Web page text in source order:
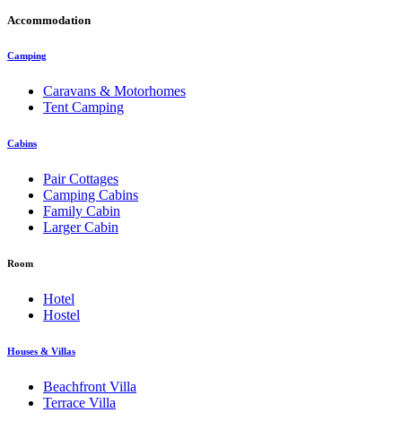
Accommodation
Camping
Caravans & Motorhomes
Tent Camping
Cabins
Pair Cottages
Camping Cabins
Family Cabin
Larger Cabin
Room
Hotel
Hostel
Houses & Villas
Beachfront Villa
Terrace Villa